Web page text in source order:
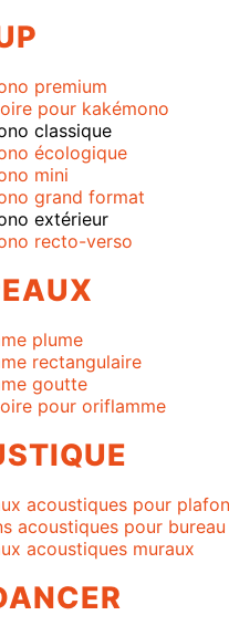
premium
pour kakémono
classique
écologique
mini
grand format
extérieur
recto-verso
plume
rectangulaire
goutte
pour oriflamme
acoustiques pour
acoustiques pour bureau
acoustiques muraux